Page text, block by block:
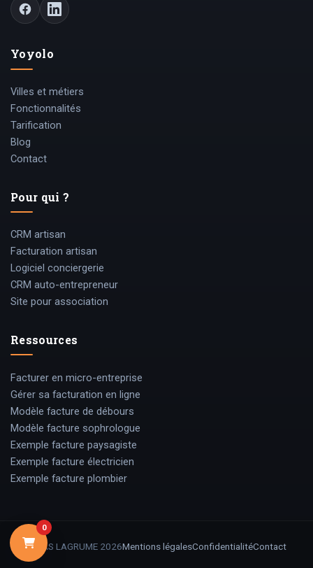
0
Yoyolo
Villes et métiers
Fonctionnalités
Tarification
Blog
Contact
Pour qui ?
CRM artisan
Facturation artisan
Logiciel conciergerie
CRM auto-entrepreneur
Site pour association
Ressources
Facturer en micro-entreprise
Gérer sa facturation en ligne
Modèle facture de débours
Modèle facture sophrologue
Exemple facture paysagiste
Exemple facture électricien
Exemple facture plombier
© SAS LAGRUME 2026Mentions légalesConfidentialitéContact